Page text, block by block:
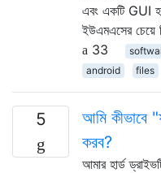
এবং একটি GUI
ইউএমএসের চেয়ে
33
android
files
5
আমি কীভাবে
করব?
আমার হার্ড